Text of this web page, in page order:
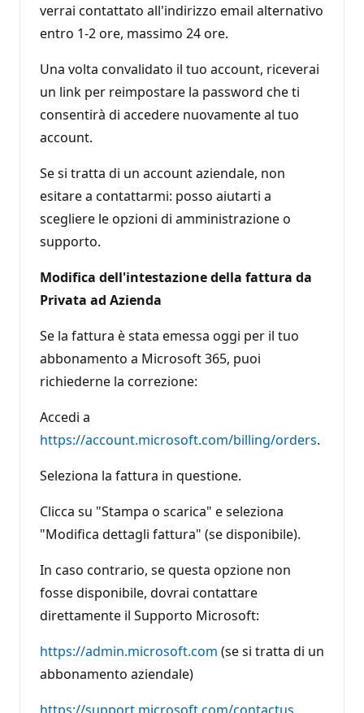
verrai contattato all'indirizzo email alternativo
entro 1-2 ore, massimo 24 ore.
Una volta convalidato il tuo account, riceverai
un link per reimpostare la password che ti
consentirà di accedere nuovamente al tuo
account.
Se si tratta di un account aziendale, non
esitare a contattarmi: posso aiutarti a
scegliere le opzioni di amministrazione o
supporto.
Modifica dell'intestazione della fattura da
Privata ad Azienda
Se la fattura è stata emessa oggi per il tuo
abbonamento a Microsoft 365, puoi
richiederne la correzione:
Accedi a
https://account.microsoft.com/billing/orders.
Seleziona la fattura in questione.
Clicca su "Stampa o scarica" e seleziona
"Modifica dettagli fattura" (se disponibile).
In caso contrario, se questa opzione non
fosse disponibile, dovrai contattare
direttamente il Supporto Microsoft:
https://admin.microsoft.com (se si tratta di un
abbonamento aziendale)